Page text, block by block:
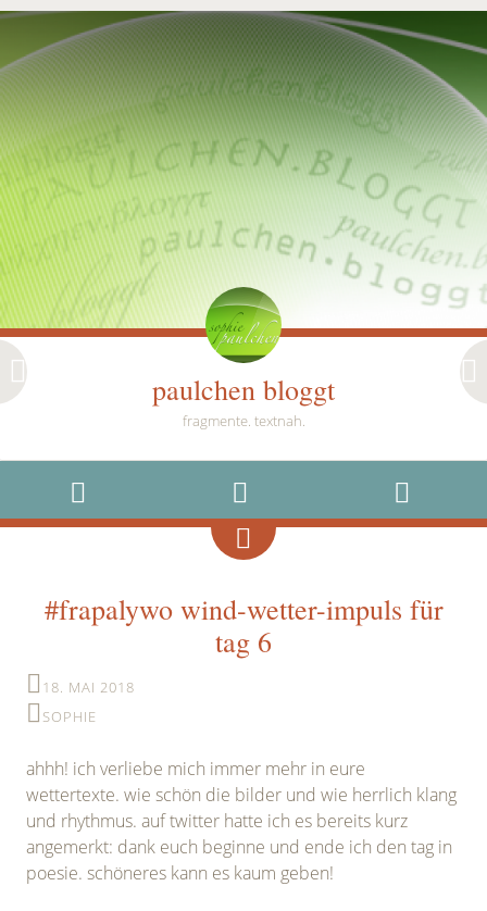
paulchen bloggt
fragmente. textnah.
MENU
WIDGETS
SEARCH
#frapalywo wind-wetter-impuls für
tag 6
18. MAI 2018
SOPHIE
ahhh! ich verliebe mich immer mehr in eure
wettertexte. wie schön die bilder und wie herrlich klang
und rhythmus. auf twitter hatte ich es bereits kurz
angemerkt: dank euch beginne und ende ich den tag in
poesie. schöneres kann es kaum geben!